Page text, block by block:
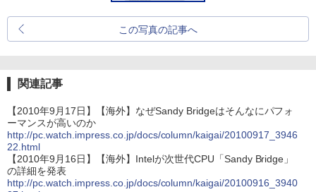
この写真の記事へ
関連記事
【2010年9月17日】【海外】なぜSandy Bridgeはそんなにパフォ
ーマンスが高いのか
http://pc.watch.impress.co.jp/docs/column/kaigai/20100917_3946
22.html
【2010年9月16日】【海外】Intelが次世代CPU「Sandy Bridge」
の詳細を発表
http://pc.watch.impress.co.jp/docs/column/kaigai/20100916_3940